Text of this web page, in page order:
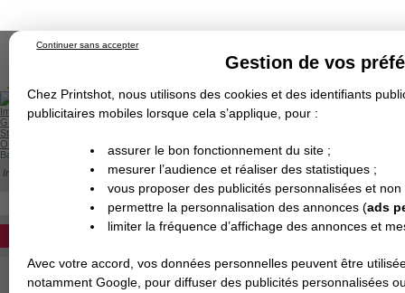
Gestion de vos
Chez Printshot, nous utilisons des cookies et des identifiants
publicitaires mobiles lorsque cela s’applique, pour :
assurer le bon fonctionnement du site ;
mesurer l’audience et réaliser des statistiques ;
vous proposer des publicités personnalisées et
permettre la personnalisation des annonces (ads
limiter la fréquence d’affichage des annonces et
Avec votre accord, vos données personnelles peuvent être
notamment Google, pour diffuser des publicités personnalisées
Continuer sans accepter
Impression papier
Grand Format
Stand/PLV
Objet Publicitaire
Banderole & bâche
Demande de devis
DEVIS PERSONNALISÉ
Impression en ligne Carte de visite Classique > 8,5x5,4 - Standard - 350g couché
- 8,5X5,4 - STANDARD - 350G COUCHÉ